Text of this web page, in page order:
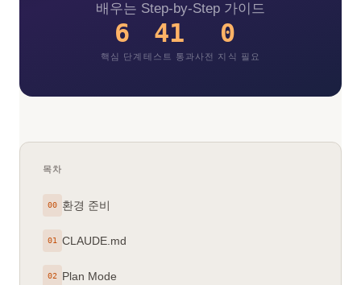
배우는 Step-by-Step 가이드
6
핵심 단계
41
테스트 통과
0
사전 지식 필요
목차
00 환경 준비
01 CLAUDE.md
02 Plan Mode